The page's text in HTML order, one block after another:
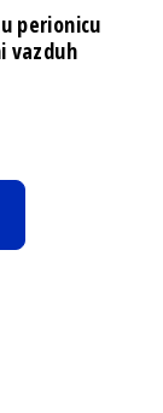
perionicu
vazduh